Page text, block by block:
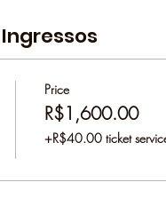
Ingressos
Price
R$1,600.00
+R$40.00 ticket